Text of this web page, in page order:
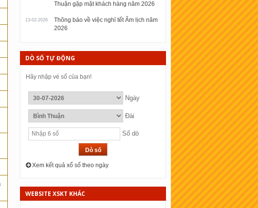
Thuận gặp mặt khách hàng năm 2026
13-02-2026
Thông báo về việc nghỉ tết Âm lịch năm
2026
DÒ SỐ TỰ ĐỘNG
Hãy nhập vé số của bạn!
Ngày
Đài
Số dò
Xem kết quả xổ số theo ngày
WEBSITE XSKT KHÁC